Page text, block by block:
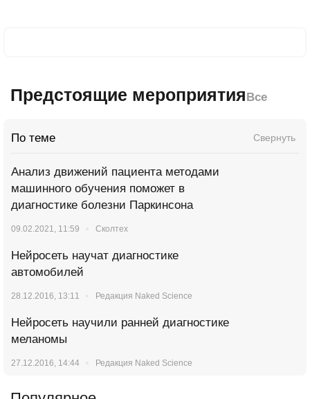
Предстоящие мероприятияВсе
По теме Свернуть
Анализ движений пациента методами
машинного обучения поможет в
диагностике болезни Паркинсона
09.02.2021, 11:59 Сколтех
Нейросеть научат диагностике
автомобилей
28.12.2016, 13:11 Редакция Naked Science
Нейросеть научили ранней диагностике
меланомы
27.12.2016, 14:44 Редакция Naked Science